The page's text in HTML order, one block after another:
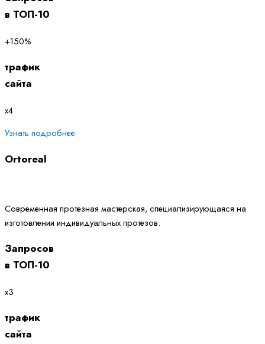
в ТОП-10
+150%
трафик
сайта
х4
Узнать подробнее
Ortoreal
Современная протезная мастерская, специализирующаяся на
изготовлении индивидуальных протезов.
Запросов
в ТОП-10
х3
трафик
сайта